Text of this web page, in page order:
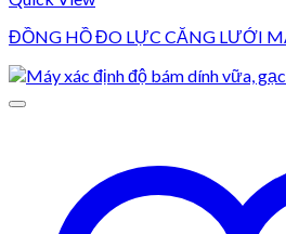
ĐỒNG HỒ ĐO LỰC CĂNG LƯỚI